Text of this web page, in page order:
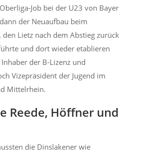
Job bei der U23 von Bayer
der Neuaufbau beim
den Lietz nach dem Abstieg zurück
und dort wieder etablieren
der B-Lizenz und
Vizepräsident der Jugend im
Mittelrhein.
Reede, Höffner und
die Dinslakener wie